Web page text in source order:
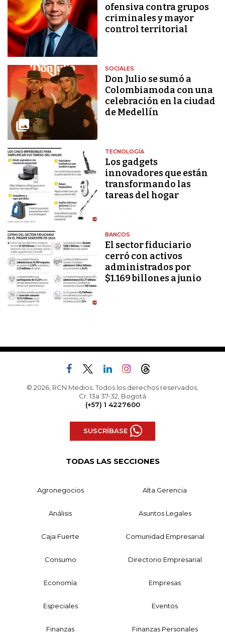
ofensiva contra grupos
criminales y mayor
control territorial
SOCIALES
Don Julio se sumó a
Colombiamoda con una
celebración en la ciudad
de Medellín
TECNOLOGÍA
Los gadgets
innovadores que están
transformando las
tareas del hogar
BANCOS
El sector fiduciario
cerró con activos
administrados por
$1.169 billones a junio
© 2026, RCN Medios. Todos los derechos reservados.
Cr. 13a 37-32, Bogotá
(+57) 1 4227600
SUSCRÍBASE
TODAS LAS SECCIONES
Agronegocios Alta Gerencia
Análisis Asuntos Legales
Caja Fuerte Comunidad Empresarial
Consumo Directorio Empresarial
Economía Empresas
Especiales Eventos
Finanzas Finanzas Personales